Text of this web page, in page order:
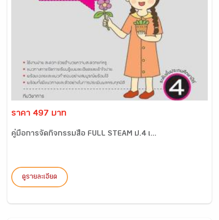
ราคา 497 บาท
คู่มือการจัดกิจกรรมสื่อ FULL STEAM ป.4 เ...
ดูรายละเอียด